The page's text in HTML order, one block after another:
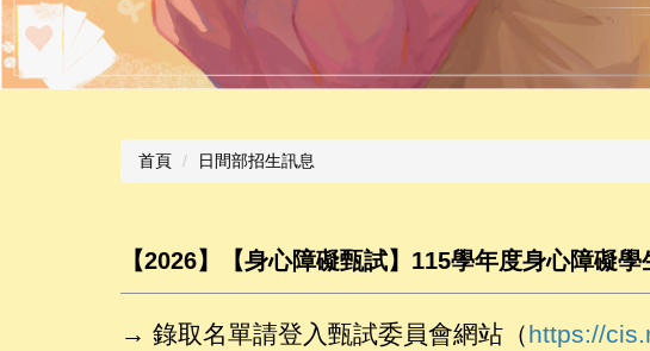
首頁 日間部招生訊息
【2026】【身心障礙甄試】115學年度身心障礙
→ 錄取名單請登入甄試委員會網站（https://